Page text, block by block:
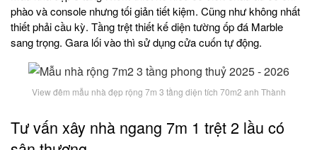
phào và console nhưng tối giản tiết kiệm. Cũng như không nhất
thiết phải cầu kỳ. Tầng trệt thiết kế diện tường ốp đá Marble
sang trọng. Gara lối vào thì sử dụng cửa cuốn tự động.
View đêm mẫu nhà đẹp rộng 7m 3 tầng diện tích 70m2 anh Thành
Tư vấn xây nhà ngang 7m 1 trệt 2 lầu có